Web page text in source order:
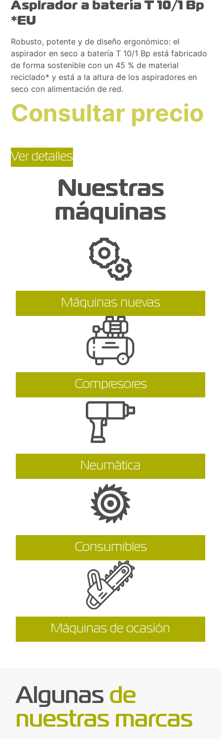
Aspirador a batería T 10/1 Bp
*EU
Robusto, potente y de diseño ergonómico: el
aspirador en seco a batería T 10/1 Bp está fabricado
de forma sostenible con un 45 % de material
reciclado* y está a la altura de los aspiradores en
seco con alimentación de red.
Consultar precio
Ver detalles
Nuestras
máquinas
Máquinas nuevas
Compresores
Neumàtica
Consumibles
Máquinas de ocasión
Algunas de
nuestras marcas